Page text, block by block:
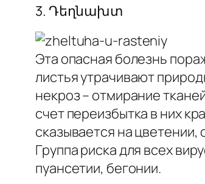
3. Դեղնախտ
Эта опасная болезнь
листья утрачивают
некроз – отмирание
счет переизбытка в них
сказывается на цветении,
Группа риска для всех
пуансетии, бегонии.